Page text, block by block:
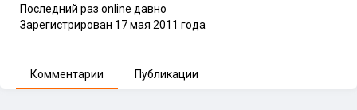
Последний раз online давно
Зарегистрирован 17 мая 2011 года
Комментарии Публикации